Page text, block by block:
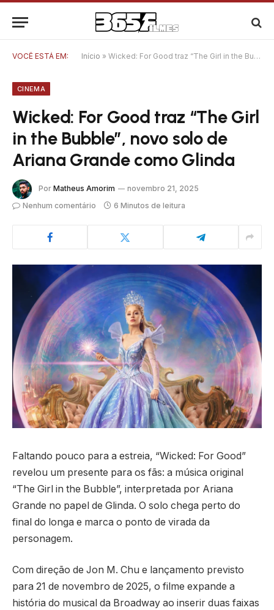
VOCÊ ESTÁ EM: Início » Wicked: For Good traz “The Girl in the Bubble”, novo solo de Ariana Grande como Glinda
CINEMA
Wicked: For Good traz “The Girl
in the Bubble”, novo solo de
Ariana Grande como Glinda
Por Matheus Amorim
novembro 21, 2025
Nenhum comentário
6 Minutos de leitura
Faltando pouco para a estreia, “Wicked: For Good”
revelou um presente para os fãs: a música original
“The Girl in the Bubble”, interpretada por Ariana
Grande no papel de Glinda. O solo chega perto do
final do longa e marca o ponto de virada da
personagem.
Com direção de Jon M. Chu e lançamento previsto
para 21 de novembro de 2025, o filme expande a
história do musical da Broadway ao inserir duas faixas